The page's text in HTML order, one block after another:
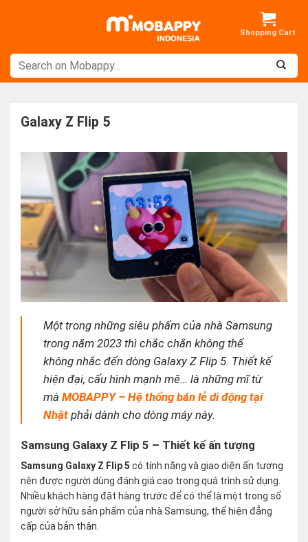
Galaxy Z Flip 5
Một trong những siêu phẩm của nhà Samsung
trong năm 2023 thì chắc chắn không thể
không nhắc đến dòng Galaxy Z Flip 5. Thiết kế
hiện đại, cấu hình mạnh mẽ… là những mĩ từ
màMOBAPPY – Hệ thống bán lẻ di động tại
Nhật phải dành cho dòng máy này.
Samsung Galaxy Z Flip 5 – Thiết kế ấn tượng
Samsung Galaxy Z Flip 5 có tính năng và giao diện ấn tượng
nên được người dùng đánh giá cao trong quá trình sử dụng.
Nhiều khách hàng đặt hàng trước để có thể là một trong số
người sở hữu sản phẩm của nhà Samsung, thể hiện đẳng
cấp của bản thân.